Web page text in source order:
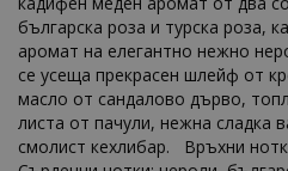
българска роза и турска роза,
аромат на елегантно нежно
се усеща прекрасен шлейф от
масло от сандалово дърво,
листа от пачули, нежна сладка
смолист кехлибар. Връхни